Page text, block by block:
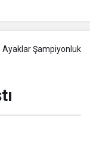
Ayaklar Şampiyonluk